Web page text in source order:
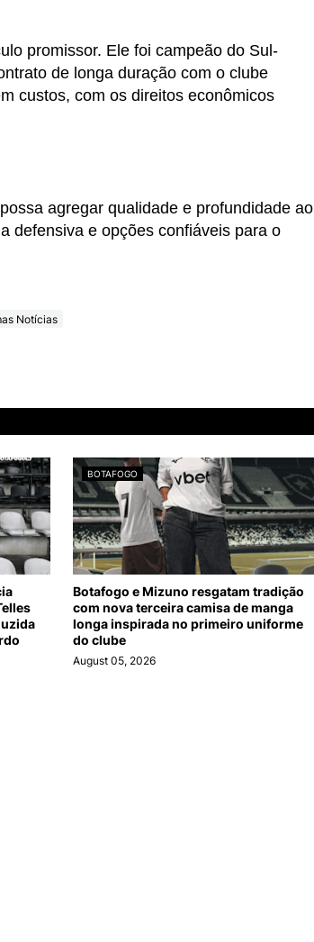
promissor. Ele foi campeão do Sul-
de longa duração com o clube
custos, com os direitos econômicos
agregar qualidade e profundidade ao
defensiva e opções confiáveis para o
Notícias
BOTAFOGO
Botafogo e Mizuno resgatam tradição
com nova terceira camisa de manga
longa inspirada no primeiro uniforme
do clube
August 05, 2026